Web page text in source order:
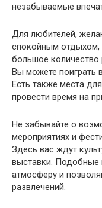
незабываемые
Для любителей,
спокойным отдыхом,
большое количество
Вы можете поиграть
Есть также места
провести время на
Не забывайте о
мероприятиях и
Здесь вас ждут
выставки. Подобные
атмосферу и
развлечений.